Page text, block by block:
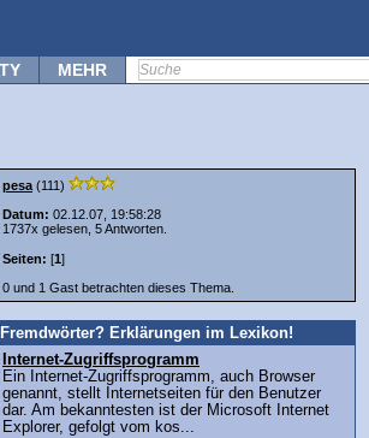
MEHR
pesa (111)
Datum: 02.12.07, 19:58:28
1737x gelesen, 5 Antworten.
Seiten: [1]
0 und 1 Gast betrachten dieses Thema.
Fremdwörter? Erklärungen im Lexikon!
Internet-Zugriffsprogramm
Ein Internet-Zugriffsprogramm, auch Browser
genannt, stellt Internetseiten für den Benutzer
dar. Am bekanntesten ist der Microsoft Internet
Explorer, gefolgt vom kos...